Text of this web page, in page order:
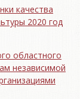
качества
2020 год
областного
независимой